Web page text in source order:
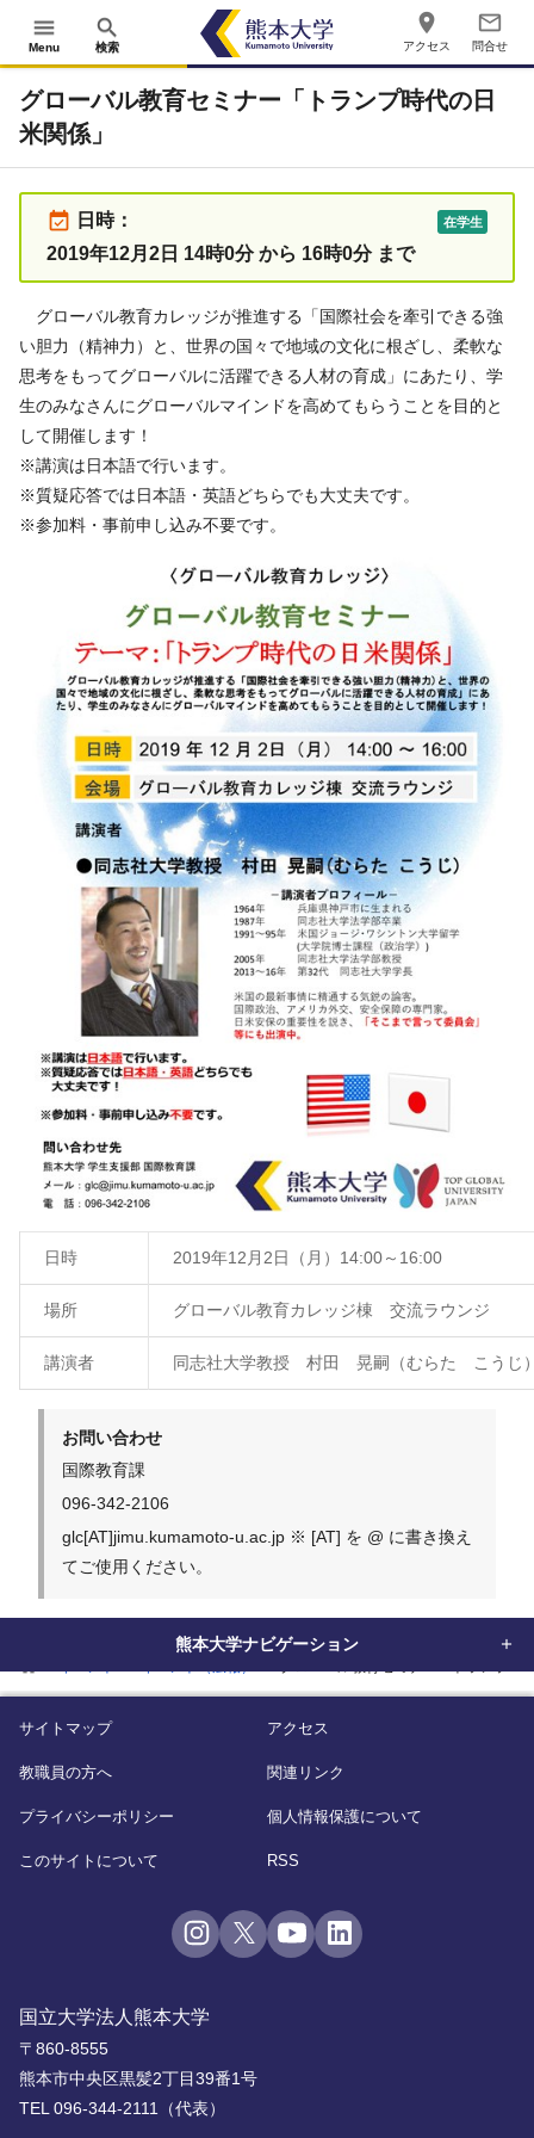
menu
Menu
search
検索
place
アクセス
mail_outline
問合せ
グローバル教育セミナー「トランプ時代の日
米関係」
event_available 日時：
2019年12月2日 14時0分 から 16時0分 まで
在学生
グローバル教育カレッジが推進する「国際社会を牽引できる強
い胆力（精神力）と、世界の国々で地域の文化に根ざし、柔軟な
思考をもってグローバルに活躍できる人材の育成」にあたり、学
生のみなさんにグローバルマインドを高めてもらうことを目的と
して開催します！
※講演は日本語で行います。
※質疑応答では日本語・英語どちらでも大丈夫です。
※参加料・事前申し込み不要です。
日時 2019年12月2日（月）14:00～16:00
場所 グローバル教育カレッジ棟 交流ラウンジ
講演者 同志社大学教授 村田 晃嗣（むらた こうじ
お問い合わせ
国際教育課
096-342-2106
glc[AT]jimu.kumamoto-u.ac.jp ※ [AT] を @ に書き換え
てご使用ください。
熊本大学ナビゲーション
国立大学法人熊本大学
〒860-8555
熊本市中央区黒髪2丁目39番1号
TEL 096-344-2111（代表）
サイトマップ アクセス
教職員の方へ 関連リンク
プライバシーポリシー 個人情報保護について
このサイトについて RSS